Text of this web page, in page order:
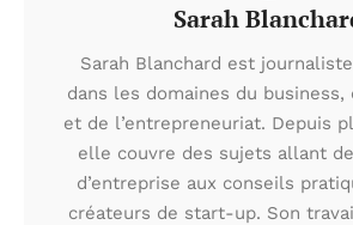
Sarah
Sarah Blanchard est
dans les domaines du business,
et de l’entrepreneuriat. Depuis
elle couvre des sujets allant
d’entreprise aux conseils
créateurs de start-up. Son